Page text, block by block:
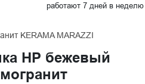
работают 7 дней в неделю
KERAMA MARAZZI
HP бежевый